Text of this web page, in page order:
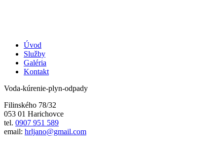
Úvod
Služby
Galéria
Kontakt
Voda-kúrenie-plyn-odpady
Filinského 78/32
053 01 Harichovce
tel. 0907 951 589
email: hrljano@gmail.com